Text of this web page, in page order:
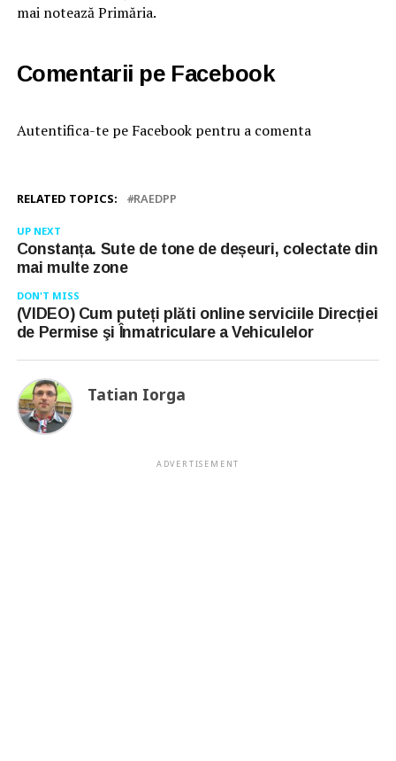
mai notează Primăria.
Comentarii pe Facebook
Autentifica-te pe Facebook pentru a comenta
RELATED TOPICS: RAEDPP
UP NEXT
Constanța. Sute de tone de deșeuri, colectate din
mai multe zone
DON'T MISS
(VIDEO) Cum puteți plăti online serviciile Direcției
de Permise şi Înmatriculare a Vehiculelor
Tatian Iorga
ADVERTISEMENT